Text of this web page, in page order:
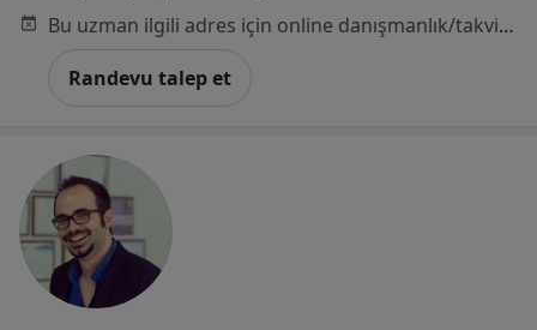
Bu uzman ilgili adres için online danışmanlık/takvim sunmuyor.
Randevu talep et